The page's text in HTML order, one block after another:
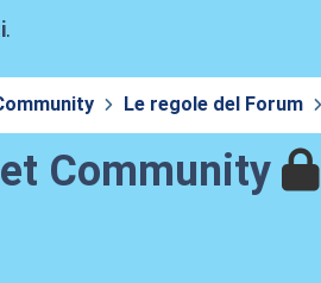
.
Le regole del Forum
Community